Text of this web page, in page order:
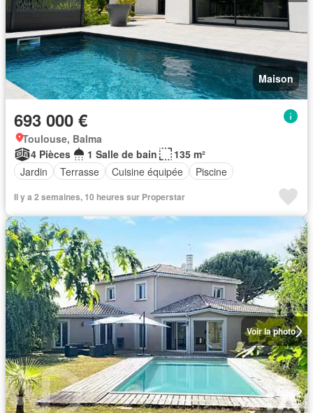
Maison
693 000 €
Toulouse, Balma
4 Pièces
1 Salle de bain
135 m²
Jardin
Terrasse Cuisine équipée Piscine
Il y a 2 semaines, 10 heures sur Properstar
Voir la photo